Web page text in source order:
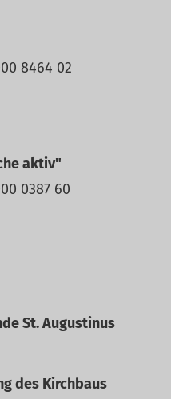
8464 02
aktiv"
0387 60
St. Augustinus
des Kirchbaus